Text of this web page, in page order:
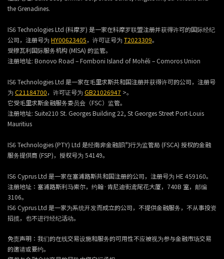
the Grenadines.
IS6 Technologies Ltd (科摩罗) 是一家在科摩罗联盟注册并获得许可的国际经纪
公司，注册号为 HY00623405，许可证号为 T2023309。
受穆瓦利国际服务机构 (MlSA) 的监管。
注册地址: Bonovo Road – Fomboni Island of Mohéli – Comoros Union
IS6 Technologies Ltd 是一家在毛里求斯共和国注册并获得许可的公司，注册号
为 C21184700，许可证号为 GB21026947 >。
它受毛里求斯金融服务委员会（FSC）监管。
注册地址: Suite210 St. Georges Building 22, St Georges Street Port-Louis
Mauritius
IS6 Technologies (PTY) Ltd 是经南非金融部门行为监管局 (FSCA) 授权的金融
服务提供商 (FSP)，授权号为 54149。
IS6 Cyprus Ltd 是一家在塞浦路斯共和国注册的公司，注册号为 HE 459160。
注册地址：塞浦路斯利马索尔，约翰·肯尼迪街鸢尾花大厦，740B 室，邮编
3106。
IS6 Cyprus Ltd 是一家为系统开发而成立的公司，不提供金融服务，不从事投资
招揽，也不进行经纪活动。
免责声明：我们的在线交易设施和服务的可用性不应被视为参与金融市场交易
的邀请或要约。